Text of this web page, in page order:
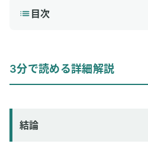
目次
3分で読める詳細解説
結論